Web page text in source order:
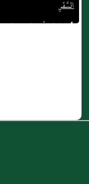
4 : لو لم يأت العبد
المكتوب يتغير ‏؟‏
7 : باب الْجِزْيَةِ وَالْمُوَادَعَةِ مَعَ أَهْلِ الْحَرْبِ